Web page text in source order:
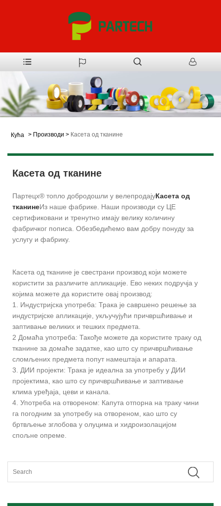
Кућа > Производи > Касета од тканине
Касета од тканине
Партецх® топло добродошли у велепродајуКасета од
тканинеИз наше фабрике. Наши производи су ЦЕ
сертификовани и тренутно имају велику количину
фабричког пописа. Обезбедићемо вам добру понуду за
услугу и фабрику.
Касета од тканине је свестрани производ који можете
користити за различите апликације. Ево неких подручја у
којима можете да користите овај производ:
1. Индустријска употреба: Трака је савршено решење за
индустријске апликације, укључујући причвршћивање и
заптивање великих и тешких предмета.
2 Домаћа употреба: Такође можете да користите траку од
тканине за домаће задатке, као што су причвршћивање
сломљених предмета попут намештаја и апарата.
3. ДИИ пројекти: Трака је идеална за употребу у ДИИ
пројектима, као што су причвршћивање и заптивање
клима уређаја, цеви и канала.
4. Употреба на отвореном: Капута отпорна на траку чини
га погодним за употребу на отвореном, као што су
бртвљење зглобова у олуцима и хидроизолацијом
спољне опреме.